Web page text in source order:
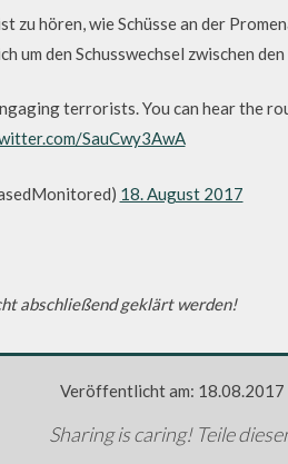
zu hören, wie Schüsse an der
um den Schusswechsel zwischen
terrorists. You can hear the
SauCwy3AwA
18. August 2017
abschließend geklärt werden!
Veröffentlicht am: 18.08.2017
Sharing is caring! Teile